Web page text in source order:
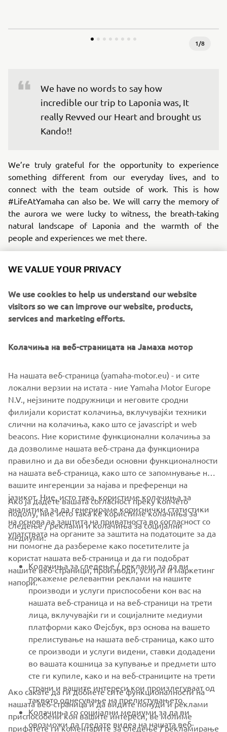
1/8
We have no words to say how
incredible our trip to Laponia was, It
really Revved our Heart and brought us
Kando!!
We’re truly grateful for the opportunity to experience
something different from our everyday lives, and to
connect with the team outside of work. This is how
#LifeAtYamaha can also be. We will carry the memory of
the aurora we were lucky to witness, the breath-taking
natural landscape of Laponia and the warmth of the
people and experiences we met there.
activities because thanks to this experience, we have
rewarding and unexpected adventure!
Destination Yamaha Motor
©Yamaha Motor Europe N.V. / Yamaha Motor Co., Ltd.
The information and/or imagery on these webpages may
never be used for commercial or non-commercial
purposes without the explicit written consent of Yamaha
Motor Europe N.V. and/or Yamaha Motor Co., Ltd.
Always ride in a safe manner and obey all local road laws.
CORPORATE
FOR BUSINESS
MORE YAMAHA
SUPPORT
NEWSLETTER
Be the first one to learn about latest deals, special events, new
releases and much more
WE VALUE YOUR PRIVACY
We use cookies to help us understand our website
visitors so we can improve our website, products,
services and marketing efforts.
Колачиња на веб-страницата на Јамаха мотор
На нашата веб-страница (yamaha-motor.eu) - и сите
локални верзии на истата - ние Yamaha Motor Europe
N.V., нејзините подружници и неговите сродни
филијали користат колачиња, вклучувајќи техники
слични на колачиња, како што се javascript и web
beacons. Ние користиме функционални колачиња за
да дозволиме нашата веб-страна да функционира
правилно и да ви обезбеди основни функционалности
на нашата веб-страница, како што се запомнување на
вашите ингеренции за најава и преференци на
јазикот. Ние, исто така, користиме колачиња за
аналитика за да генерираме кориснички статистики
на основа за заштита на приватноста во согласност со
упатствата на органите за заштита на податоците за да
ни помогне да разбереме како посетителите ја
користат нашата веб-страница и да ги подобрат
нашите веб-страници, производи, услуги и маркетинг
напори.
Ако ја дадете вашата согласност преку копчето
подолу, ние исто така ќе користиме колачиња за
следење / реклами и колачиња за социјални
медиуми:
Колачиња за следење / реклами за да ви
покажеме релевантни реклами на нашите
производи и услуги приспособени кон вас на
нашата веб-страница и на веб-страници на трети
лица, вклучувајќи ги и социјалните медиуми
платформи како Фејсбук, врз основа на вашето
прелистување на нашата веб-страница, како што
се производи и услуги видени, ставки додадени
во вашата кошница за купување и предмети што
сте ги купиле, како и на веб-страниците на трети
страни и вашите интереси кои произлегуваат од
таквото однесување на прелистувањето.
Колачиња со социјални медиуми за да ви
овозможи да гледате видеа на нашата веб-
Ако сакате да ги добиете сите функционалности на
нашата веб-страница и да видите понуди и реклами
приспособени кон вашите интереси, ве молиме
прифатете ги коментарите за следење / рекламирање